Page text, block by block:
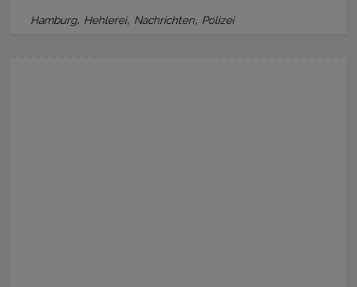
Hamburg, Hehlerei, Nachrichten, Polizei